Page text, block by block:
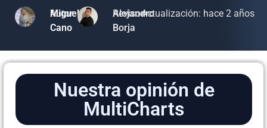
Autor
Miguel
Cano
Revisor
Alejandro
Borja
Actualización: hace 2 años
Nuestra opinión de
MultiCharts